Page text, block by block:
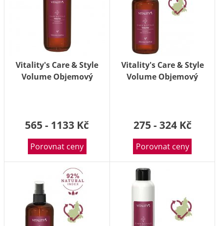
Vitality's Care & Style
Volume Objemový
565 - 1133 Kč
Porovnat ceny
Vitality's Care & Style
Volume Objemový
275 - 324 Kč
Porovnat ceny